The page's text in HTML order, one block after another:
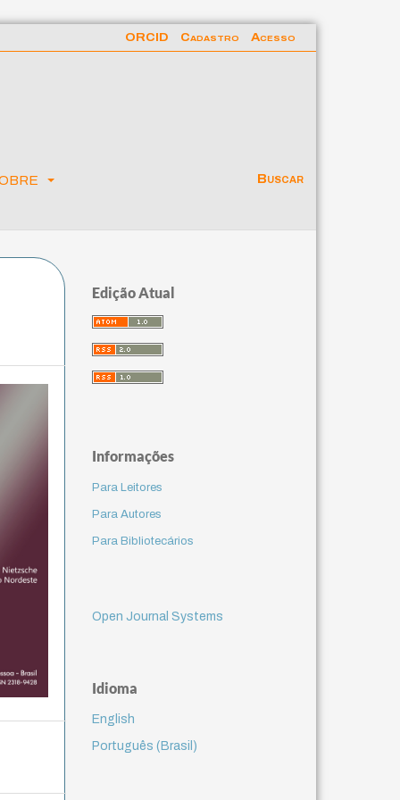
Buscar
ORCID Cadastro Acesso
Edição Atual
Informações
Para Leitores
Para Autores
Para Bibliotecários
Open Journal Systems
Idioma
English
Português (Brasil)